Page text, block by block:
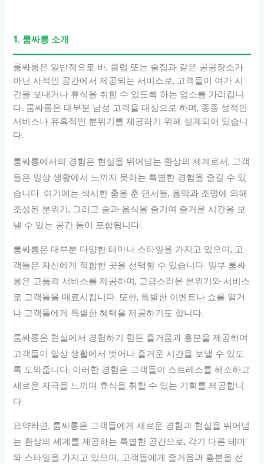
1. 룸싸롱 소개
룸싸롱은 일반적으로 바, 클럽 또는 술집과 같은 공공장소가
아닌 사적인 공간에서 제공되는 서비스로, 고객들이 여가 시
간을 보내거나 휴식을 취할 수 있도록 하는 업소를 가리킵니
다. 룸싸롱은 대부분 남성 고객을 대상으로 하며, 종종 성적인
서비스나 유혹적인 분위기를 제공하기 위해 설계되어 있습니
다.
룸싸롱에서의 경험은 현실을 뛰어넘는 환상의 세계로서, 고객
들은 일상 생활에서 느끼지 못하는 특별한 경험을 즐길 수 있
습니다. 여기에는 섹시한 춤을 춘 댄서들, 음악과 조명에 의해
조성된 분위기, 그리고 술과 음식을 즐기며 즐거운 시간을 보
낼 수 있는 공간 등이 포함됩니다.
룸싸롱은 대부분 다양한 테마나 스타일을 가지고 있으며, 고
객들은 자신에게 적합한 곳을 선택할 수 있습니다. 일부 룸싸
롱은 고품격 서비스를 제공하며, 고급스러운 분위기와 서비스
로 고객들을 매료시킵니다. 또한, 특별한 이벤트나 쇼를 열거
나 고객들에게 특별한 혜택을 제공하기도 합니다.
룸싸롱은 현실에서 경험하기 힘든 즐거움과 흥분을 제공하여
고객들이 일상 생활에서 벗어나 즐거운 시간을 보낼 수 있도
록 도와줍니다. 이러한 경험은 고객들이 스트레스를 해소하고
새로운 자극을 느끼며 휴식을 취할 수 있는 기회를 제공합니
다.
요약하면, 룸싸롱은 고객들에게 새로운 경험과 현실을 뛰어넘
는 환상의 세계를 제공하는 특별한 공간으로, 각기 다른 테마
와 스타일을 가지고 있으며, 고객들에게 즐거움과 흥분을 선